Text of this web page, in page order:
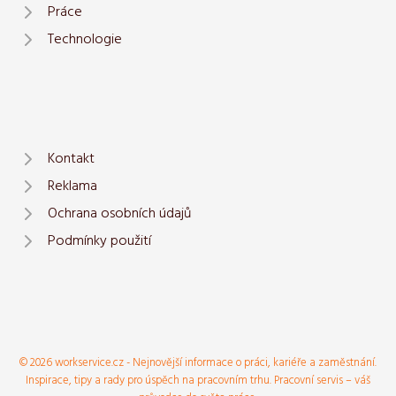
Práce
Technologie
Kontakt
Reklama
Ochrana osobních údajů
Podmínky použití
© 2026 workservice.cz - Nejnovější informace o práci, kariéře a zaměstnání.
Inspirace, tipy a rady pro úspěch na pracovním trhu. Pracovní servis – váš